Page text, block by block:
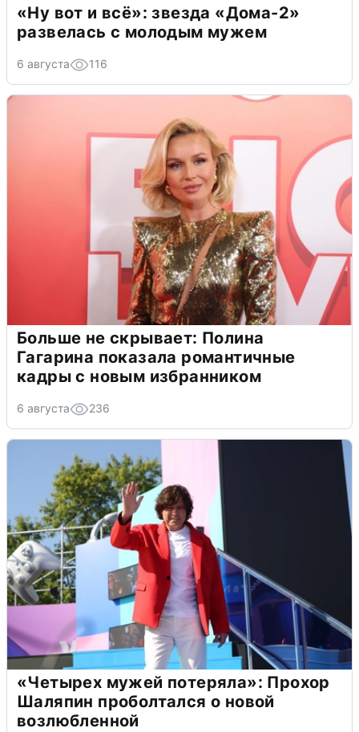
«Ну вот и всё»: звезда «Дома-2»
развелась с молодым мужем
6 августа 116
Больше не скрывает: Полина
Гагарина показала романтичные
кадры с новым избранником
6 августа 236
«Четырех мужей потеряла»: Прохор
Шаляпин проболтался о новой
возлюбленной